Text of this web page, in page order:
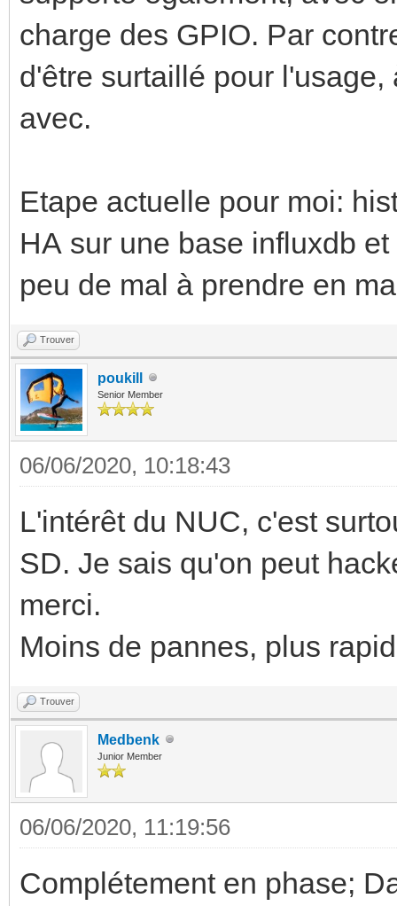
charge des GPIO. Par
d'être surtaillé pour
avec.
Etape actuelle pour moi:
HA sur une base influxdb
peu de mal à prendre en
Trouver
poukill
Senior Member
06/06/2020, 10:18:43
L'intérêt du NUC, c'est
SD. Je sais qu'on peut
merci.
Moins de pannes, plus
Trouver
Medbenk
Junior Member
06/06/2020, 11:19:56
Complétement en phase;